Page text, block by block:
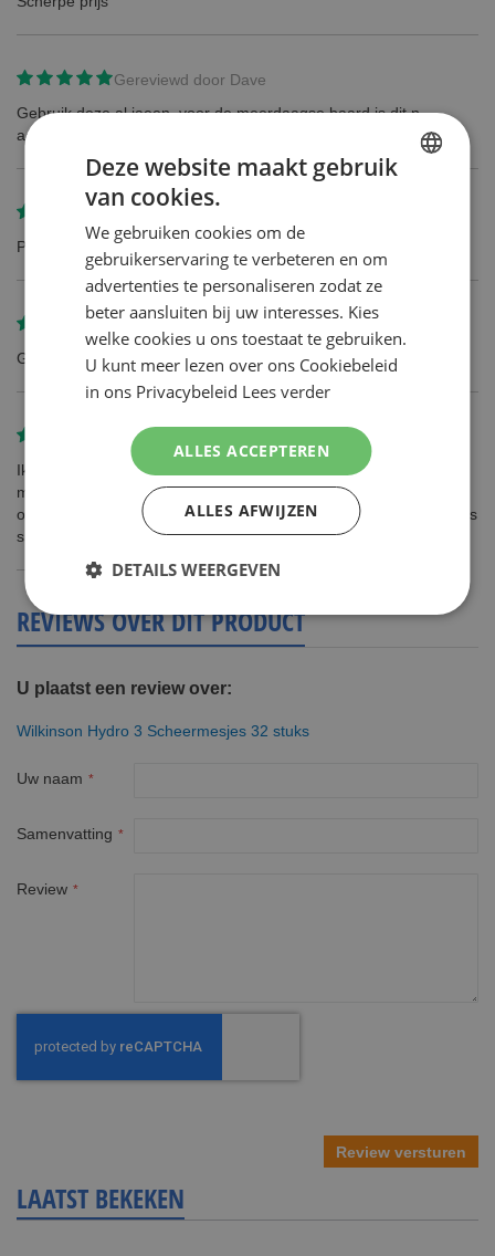
Gereviewd door Dave
Gebruik deze al jaeen, voor de meerdaagse baard is dit n
aanrader. Mesje makkelijk schoon te maken.
Prima produkt
Gereviewd door
Dick Schaapherder
Geen opmerkingen
Gereviewd door
Ik gebruik deze mesjes om niet alleen mijn baardhaar maar ook
mijn hoofd te scheren. Omdat de 3 mesjes goed zijn verdeeld
over het blad, raakt het blad niet zo snel verstopt met haar en dus
snij je jezelf minder snel.
REVIEWS OVER DIT PRODUCT
U plaatst een review over:
Wilkinson Hydro 3 Scheermesjes 32 stuks
Uw naam
Samenvatting
Review
Review versturen
LAATST BEKEKEN
Deze website maakt gebruik
van cookies.
We gebruiken cookies om de
gebruikerservaring te verbeteren en om
advertenties te personaliseren zodat ze
beter aansluiten bij uw interesses. Kies
welke cookies u ons toestaat te gebruiken.
U kunt meer lezen over ons Cookiebeleid
in ons Privacybeleid Lees verder
ALLES ACCEPTEREN
ALLES AFWIJZEN
DETAILS WEERGEVEN